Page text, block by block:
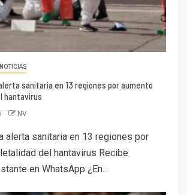
sanitaria en 13 regiones por aumento
hantavirus
NV
alerta sanitaria en 13 regiones por
del hantavirus Recibe
en WhatsApp ¿En...